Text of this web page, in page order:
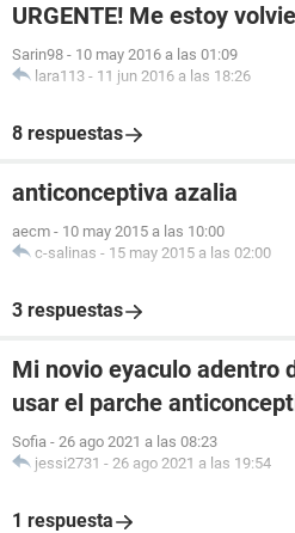
URGENTE! Me estoy
Sarin98 - 10 may 2016 a las 01:09
lara113 - 11 jun 2016 a las 18:26
8 respuestas
anticonceptiva azalia
aecm - 10 may 2015 a las 10:00
c-salinas - 15 may 2015 a las 02:00
3 respuestas
Mi novio eyaculo adentro
usar el parche
Sofia - 26 ago 2021 a las 08:23
jessi2731 - 26 ago 2021 a las 19:54
1 respuesta